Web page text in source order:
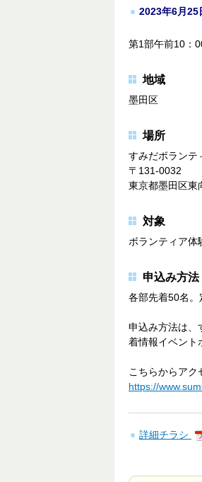
2023年6月25
第1部午前10：
地域
墨田区
場所
すみだボランテ
〒131-0032
東京都墨田区東
対象
ボランティア体
申込み方法
各部先着50名。
申込み方法は、
着情報イベント
こちらからアク
https://
詳細チラシ